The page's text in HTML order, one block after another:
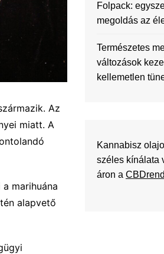
Az
miatt. A
marihuána
alapvető
Folpack:
megoldás az
Természetes
változások
kellemetlen
Kannabisz
széles kínálata
áron a